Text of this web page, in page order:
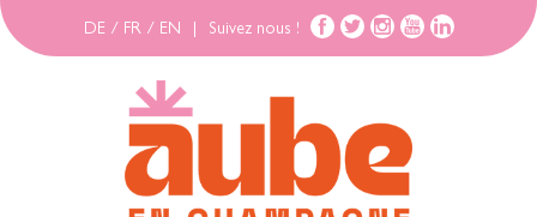
DE / FR / EN Suivez nous !